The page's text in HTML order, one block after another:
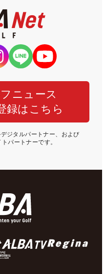
ニュース
録はこちら
ジタルパートナー、および
パートナーです。